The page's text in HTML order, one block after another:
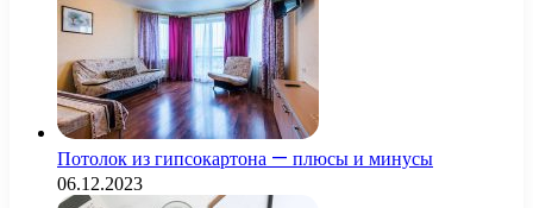
Потолок из гипсокартона — плюсы и минусы
06.12.2023